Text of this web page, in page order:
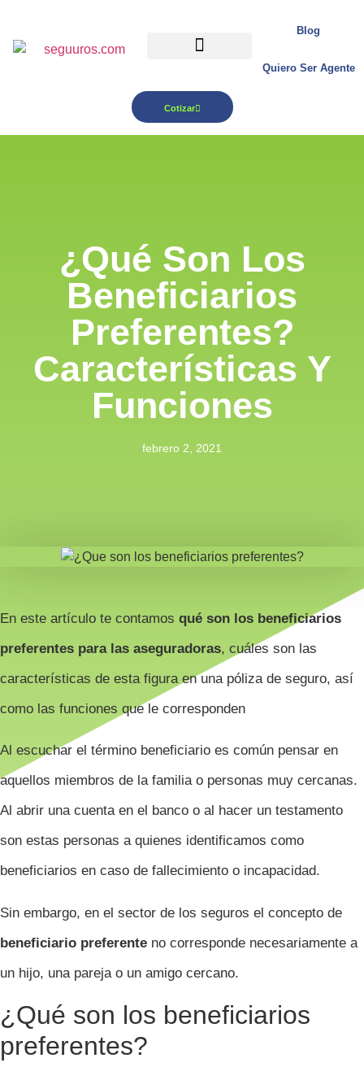
Blog
Quiero Ser Agente
Cotizar
¿Qué Son Los
Beneficiarios
Preferentes?
Características Y
Funciones
febrero 2, 2021
En este artículo te contamos qué son los beneficiarios
preferentes para las aseguradoras, cuáles son las
características de esta figura en una póliza de seguro, así
como las funciones que le corresponden
Al escuchar el término beneficiario es común pensar en
aquellos miembros de la familia o personas muy cercanas.
Al abrir una cuenta en el banco o al hacer un testamento
son estas personas a quienes identificamos como
beneficiarios en caso de fallecimiento o incapacidad.
Sin embargo, en el sector de los seguros el concepto de
beneficiario preferente no corresponde necesariamente a
un hijo, una pareja o un amigo cercano.
¿Qué son los beneficiarios
preferentes?